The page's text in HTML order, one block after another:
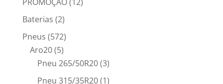
Baterias (2)
Pneus (572)
Aro20(5)
Pneu 265/50R20(3)
Pneu 315/35R20(1)